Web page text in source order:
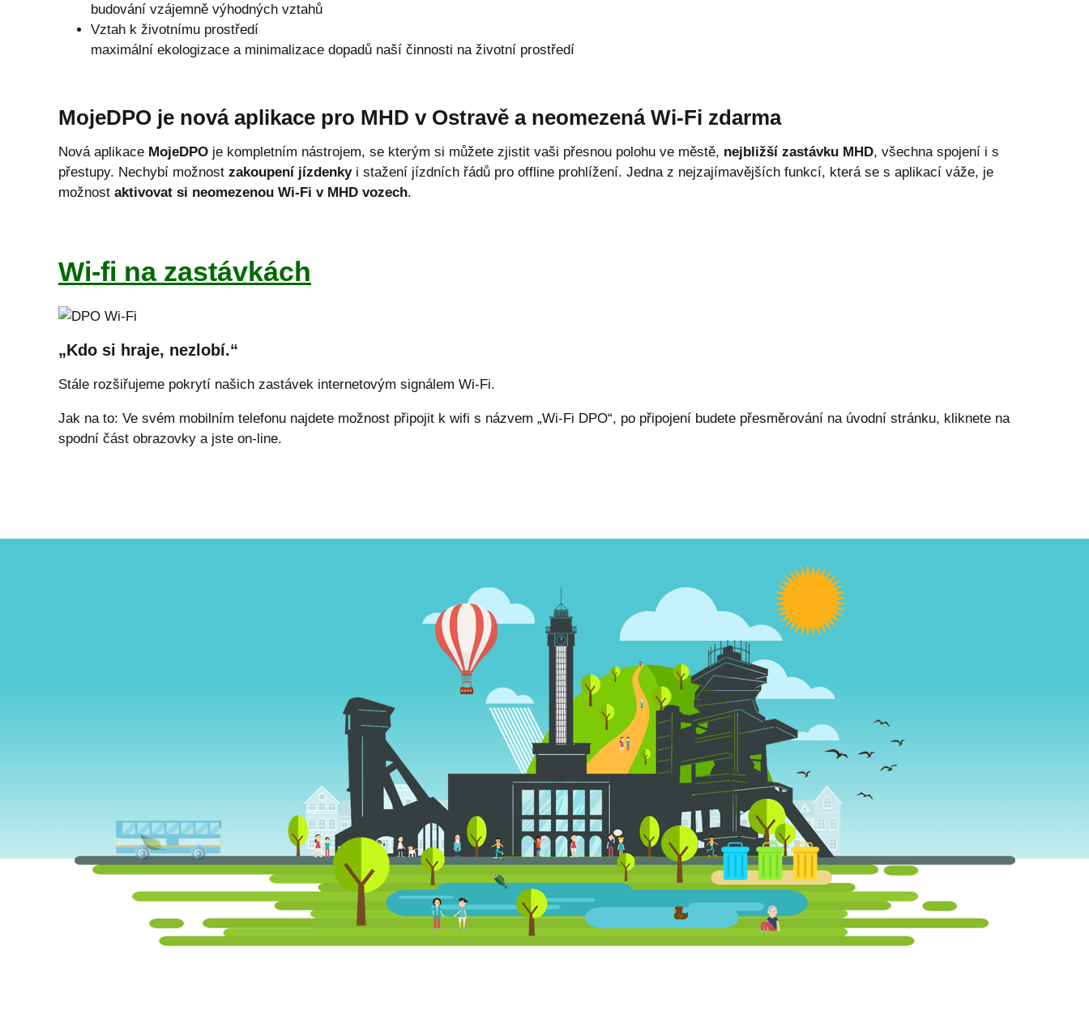
budování vzájemně výhodných vztahů
Vztah k životnímu prostředí
maximální ekologizace a minimalizace dopadů naší činnosti na životní prostředí
MojeDPO je nová aplikace pro MHD v Ostravě a neomezená Wi-Fi zdarma
Nová aplikace MojeDPO je kompletním nástrojem, se kterým si můžete zjistit vaši přesnou polohu ve městě, nejbližší zastávku MHD, všechna spojení i s
přestupy. Nechybí možnost zakoupení jízdenkyi stažení jízdních řádů pro offline prohlížení. Jedna z nejzajímavějších funkcí, která se s aplikací váže, je
možnost aktivovat si neomezenou Wi-Fi v MHD vozech.
Wi-fi na zastávkách
„Kdo si hraje, nezlobí.“
Stále rozšiřujeme pokrytí našich zastávek internetovým signálem Wi-Fi.
Jak na to: Ve svém mobilním telefonu najdete možnost připojit k wifi s názvem „Wi-Fi DPO“, po připojení budete přesměrování na úvodní stránku, kliknete na
spodní část obrazovky a jste on-line.